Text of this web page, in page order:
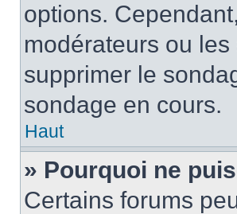
options.
modérateurs ou
supprimer le
sondage en cours.
Haut
» Pourquoi ne
Certains forums